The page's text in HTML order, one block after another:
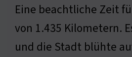
Eine beachtliche Zeit
von 1.435 Kilometern.
und die Stadt blühte